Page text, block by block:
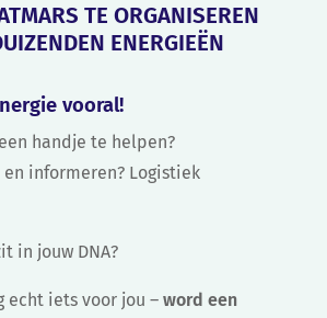
TE ORGANISEREN
ENERGIEËN
vooral!
handje te helpen?
informeren? Logistiek
in jouw DNA?
echt iets voor jou – word een